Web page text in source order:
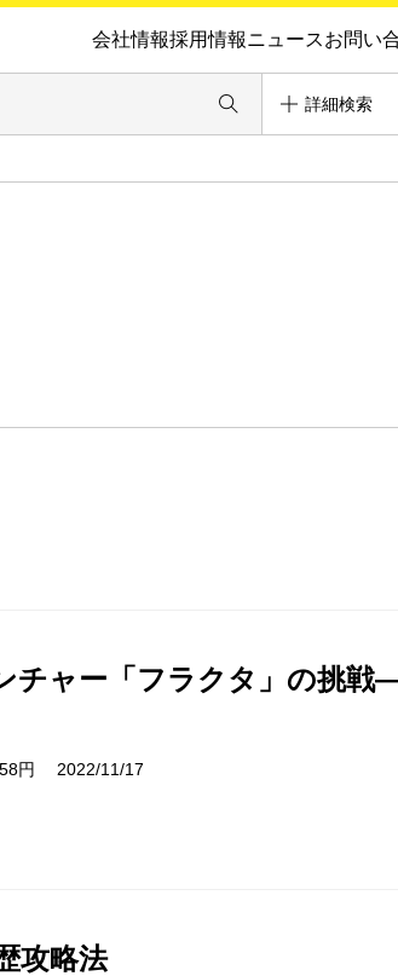
会社情報採用情報ニュースお問い
詳細検索
チャー「フラクタ」の挑戦
円 2022/11/17
攻略法